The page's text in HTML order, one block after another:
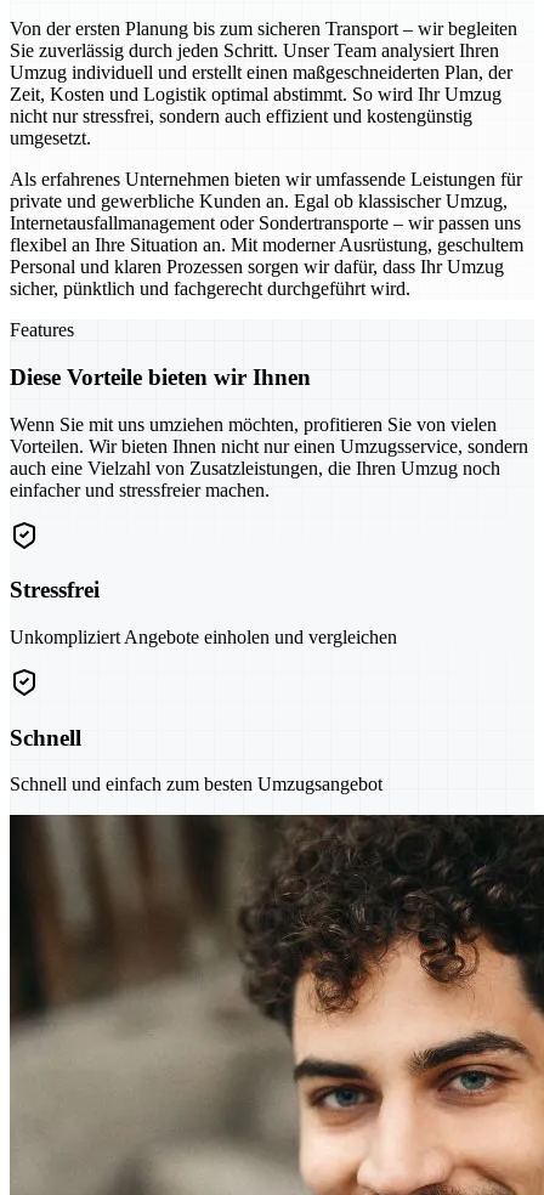
Von der ersten Planung bis zum sicheren Transport – wir begleiten
Sie zuverlässig durch jeden Schritt. Unser Team analysiert Ihren
Umzug individuell und erstellt einen maßgeschneiderten Plan, der
Zeit, Kosten und Logistik optimal abstimmt. So wird Ihr Umzug
nicht nur stressfrei, sondern auch effizient und kostengünstig
umgesetzt.
Als erfahrenes Unternehmen bieten wir umfassende Leistungen für
private und gewerbliche Kunden an. Egal ob klassischer Umzug,
Internetausfallmanagement oder Sondertransporte – wir passen uns
flexibel an Ihre Situation an. Mit moderner Ausrüstung, geschultem
Personal und klaren Prozessen sorgen wir dafür, dass Ihr Umzug
sicher, pünktlich und fachgerecht durchgeführt wird.
Features
Diese Vorteile bieten wir Ihnen
Wenn Sie mit uns umziehen möchten, profitieren Sie von vielen
Vorteilen. Wir bieten Ihnen nicht nur einen Umzugsservice, sondern
auch eine Vielzahl von Zusatzleistungen, die Ihren Umzug noch
einfacher und stressfreier machen.
Stressfrei
Unkompliziert Angebote einholen und vergleichen
Schnell
Schnell und einfach zum besten Umzugsangebot